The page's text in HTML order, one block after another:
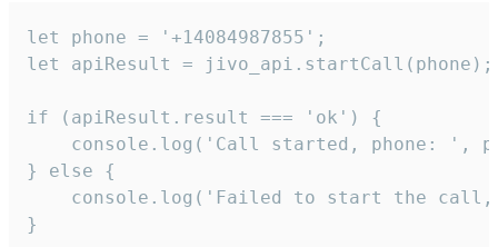
let phone = '+14084987855';
let apiResult = jivo_api.startCall(phone);
if (apiResult.result === 'ok') {
console.log('Call started, phone: ',
} else {
console.log('Failed to start the
}